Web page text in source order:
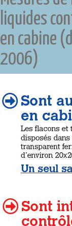
liquides
en cabine
2006)